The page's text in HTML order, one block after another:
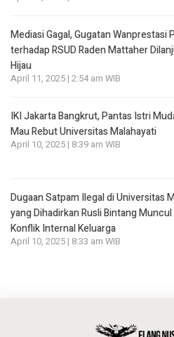
Mediasi Gagal, Gugatan Wanprestasi
terhadap RSUD Raden Mattaher
Hijau
April 11, 2025 | 2:54 am WIB
IKI Jakarta Bangkrut, Pantas Istri
Mau Rebut Universitas Malahayati
April 10, 2025 | 8:39 am WIB
Dugaan Satpam Ilegal di Universitas
yang Dihadirkan Rusli Bintang
Konflik Internal Keluarga
April 10, 2025 | 8:33 am WIB